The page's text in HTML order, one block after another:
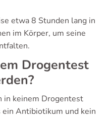
etwa 8 Stunden lang in
im Körper, um seine
Drogentest
in keinem Drogentest
ein Antibiotikum und kein